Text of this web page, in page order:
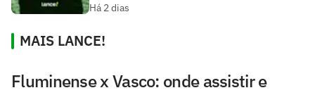
Há 2 dias
MAIS LANCE!
Fluminense x Vasco: onde assistir e